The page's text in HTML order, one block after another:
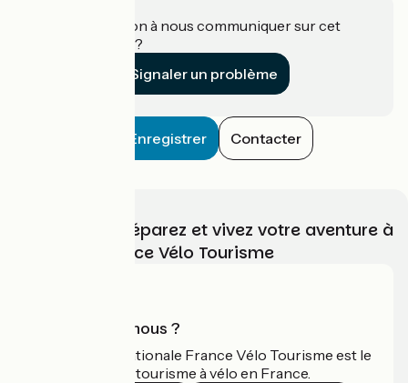
Une information à nous communiquer sur cet
établissement ?
Signaler un problème
Enregistrer Contacter
Choisissez, préparez et vivez votre aventure à
vélo avec France Vélo Tourisme
Qui sommes-nous ?
L'association nationale France Vélo Tourisme est le
guide officiel du tourisme à vélo en France.